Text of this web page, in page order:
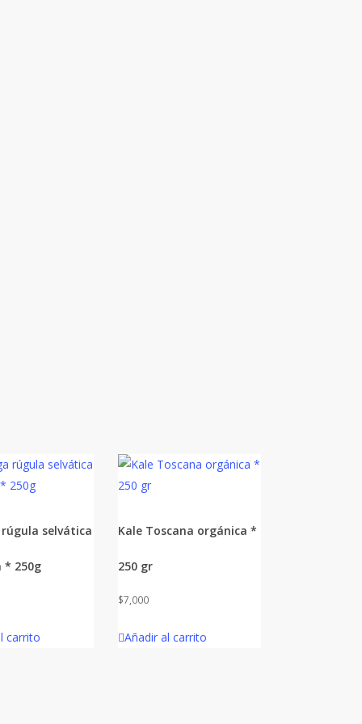
rúgula selvática
* 250g
carrito
Kale Toscana orgánica *
250 gr
$7,000
Añadir al carrito